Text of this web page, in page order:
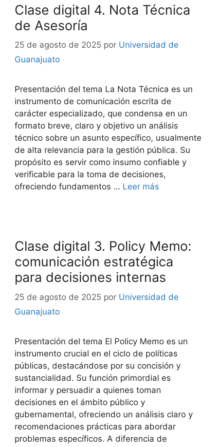
Clase digital 4. Nota Técnica
de Asesoría
25 de agosto de 2025 por Universidad de
Guanajuato
Presentación del tema La Nota Técnica es un
instrumento de comunicación escrita de
carácter especializado, que condensa en un
formato breve, claro y objetivo un análisis
técnico sobre un asunto específico, usualmente
de alta relevancia para la gestión pública. Su
propósito es servir como insumo confiable y
verificable para la toma de decisiones,
ofreciendo fundamentos … Leer más
Clase digital 3. Policy Memo:
comunicación estratégica
para decisiones internas
25 de agosto de 2025 por Universidad de
Guanajuato
Presentación del tema El Policy Memo es un
instrumento crucial en el ciclo de políticas
públicas, destacándose por su concisión y
sustancialidad. Su función primordial es
informar y persuadir a quienes toman
decisiones en el ámbito público y
gubernamental, ofreciendo un análisis claro y
recomendaciones prácticas para abordar
problemas específicos. A diferencia de